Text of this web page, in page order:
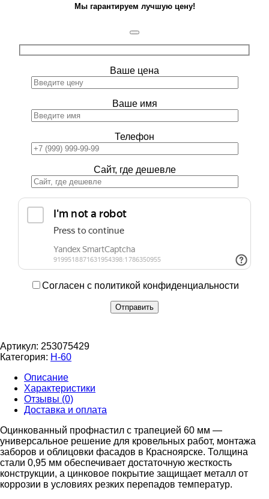
Мы гарантируем лучшую цену!
Ваше цена
Ваше имя
Телефон
Сайт, где дешевле
Согласен с политикой конфиденциальности
Артикул: 253075429
Категория: Н-60
Описание
Характеристики
Отзывы (0)
Доставка и оплата
Оцинкованный профнастил с трапецией 60 мм —
универсальное решение для кровельных работ, монтажа
заборов и облицовки фасадов в Красноярске. Толщина
стали 0,95 мм обеспечивает достаточную жесткость
конструкции, а цинковое покрытие защищает металл от
коррозии в условиях резких перепадов температур.